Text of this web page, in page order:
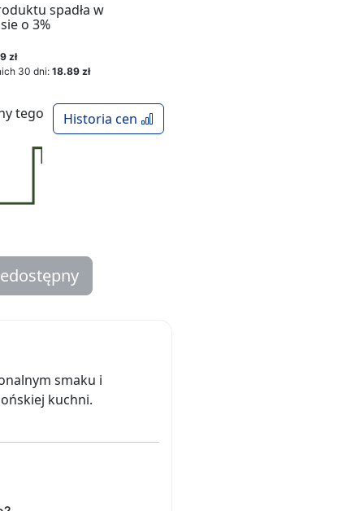
spadła w
o 3%
zł
30 dni: 18.89 zł
Historia cen
tego
smaku i
kuchni.